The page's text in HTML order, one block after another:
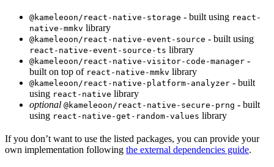
@kameleoon/react-native-storage - built using react-
native-mmkv library
@kameleoon/react-native-event-source - built using
react-native-event-source-ts library
@kameleoon/react-native-visitor-code-manager -
built on top of react-native-mmkv library
@kameleoon/react-native-platform-analyzer - built
using react-native library
optional @kameleoon/react-native-secure-prng - built
using react-native-get-random-values library
If you don’t want to use the listed packages, you can provide your
own implementation following the external dependencies guide.